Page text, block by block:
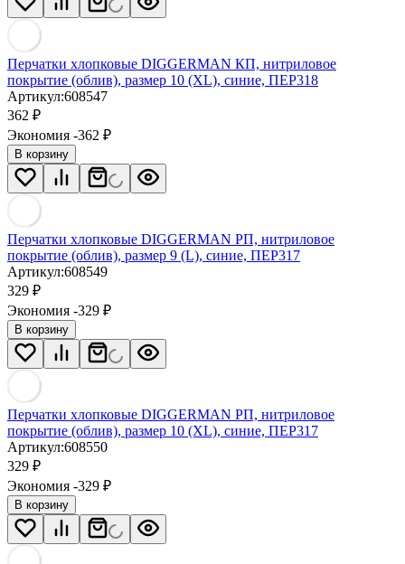
Перчатки хлопковые DIGGERMAN КП, нитриловое
покрытие (облив), размер 10 (XL), синие, ПЕР318
Артикул:608547
362 ₽
Экономия -362 ₽
В корзину
Перчатки хлопковые DIGGERMAN РП, нитриловое
покрытие (облив), размер 9 (L), синие, ПЕР317
Артикул:608549
329 ₽
Экономия -329 ₽
В корзину
Перчатки хлопковые DIGGERMAN РП, нитриловое
покрытие (облив), размер 10 (XL), синие, ПЕР317
Артикул:608550
329 ₽
Экономия -329 ₽
В корзину